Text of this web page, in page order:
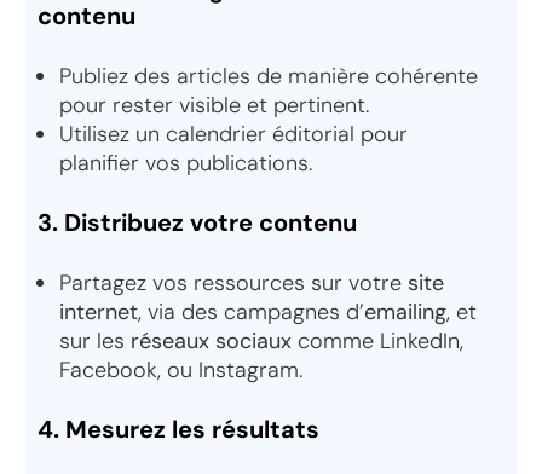
contenu
Publiez des articles de manière cohérente
pour rester visible et pertinent.
Utilisez un calendrier éditorial pour
planifier vos publications.
3. Distribuez votre contenu
Partagez vos ressources sur votre site
internet, via des campagnes d’emailing, et
sur les réseaux sociaux comme LinkedIn,
Facebook, ou Instagram.
4. Mesurez les résultats